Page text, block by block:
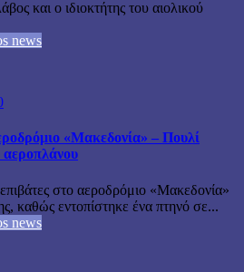
και ο ιδιοκτήτης του αιολικού
news
«Μακεδονία» – Πουλί
στο αεροδρόμιο «Μακεδονία»
καθώς εντοπίστηκε ένα πτηνό σε...
news